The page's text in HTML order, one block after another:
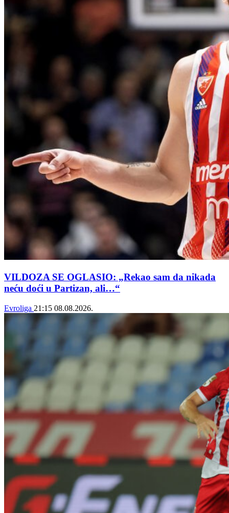
VILDOZA SE OGLASIO: „Rekao sam da nikada
neću doći u Partizan, ali…“
Evroliga 21:15 08.08.2026.